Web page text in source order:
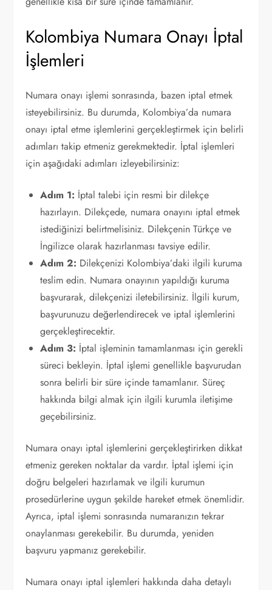
Kolombiya Numara Onayı İptal
İşlemleri
Numara onayı işlemi sonrasında, bazen iptal etmek
isteyebilirsiniz. Bu durumda, Kolombiya’da numara
onayı iptal etme işlemlerini gerçekleştirmek için belirli
adımları takip etmeniz gerekmektedir. İptal işlemleri
için aşağıdaki adımları izleyebilirsiniz:
Adım 1: İptal talebi için resmi bir dilekçe
hazırlayın. Dilekçede, numara onayını iptal etmek
istediğinizi belirtmelisiniz. Dilekçenin Türkçe ve
İngilizce olarak hazırlanması tavsiye edilir.
Adım 2: Dilekçenizi Kolombiya’daki ilgili kuruma
teslim edin. Numara onayının yapıldığı kuruma
başvurarak, dilekçenizi iletebilirsiniz. İlgili kurum,
başvurunuzu değerlendirecek ve iptal işlemlerini
gerçekleştirecektir.
Adım 3: İptal işleminin tamamlanması için gerekli
süreci bekleyin. İptal işlemi genellikle başvurudan
sonra belirli bir süre içinde tamamlanır. Süreç
hakkında bilgi almak için ilgili kurumla iletişime
geçebilirsiniz.
Numara onayı iptal işlemlerini gerçekleştirirken dikkat
etmeniz gereken noktalar da vardır. İptal işlemi için
doğru belgeleri hazırlamak ve ilgili kurumun
prosedürlerine uygun şekilde hareket etmek önemlidir.
Ayrıca, iptal işlemi sonrasında numaranızın tekrar
onaylanması gerekebilir. Bu durumda, yeniden
başvuru yapmanız gerekebilir.
Numara onayı iptal işlemleri hakkında daha detaylı